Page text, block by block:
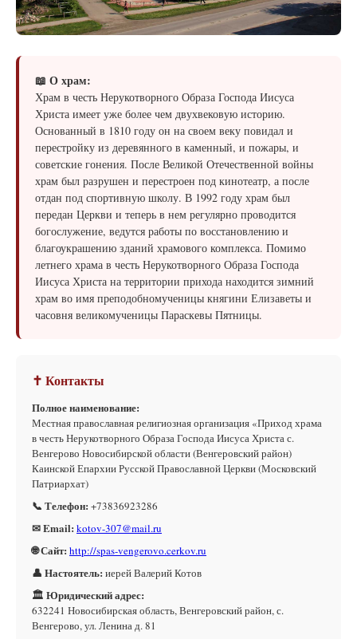
📖 О храм:
Храм в честь Нерукотворного Образа Господа Иисуса
Христа имеет уже более чем двухвековую историю.
Основанный в 1810 году он на своем веку повидал и
перестройку из деревянного в каменный, и пожары, и
советские гонения. После Великой Отечественной войны
храм был разрушен и перестроен под кинотеатр, а после
отдан под спортивную школу. В 1992 году храм был
передан Церкви и теперь в нем регулярно проводится
богослужение, ведутся работы по восстановлению и
благоукрашению зданий храмового комплекса. Помимо
летнего храма в честь Нерукотворного Образа Господа
Иисуса Христа на территории прихода находится зимний
храм во имя преподобномученицы княгини Елизаветы и
часовня великомученицы Параскевы Пятницы.
✝ Контакты
Полное наименование:
Местная православная религиозная организация «Приход храма
в честь Нерукотворного Образа Господа Иисуса Христа с.
Венгерово Новосибирской области (Венгеровский район)
Каинской Епархии Русской Православной Церкви (Московский
Патриархат)
📞 Телефон: +73836923286
✉ Email: kotov-307@mail.ru
🌐 Сайт: http://spas-vengerovo.cerkov.ru
👤 Настоятель: иерей Валерий Котов
🏛 Юридический адрес:
632241 Новосибирская область, Венгеровский район, с.
Венгерово, ул. Ленина д. 81